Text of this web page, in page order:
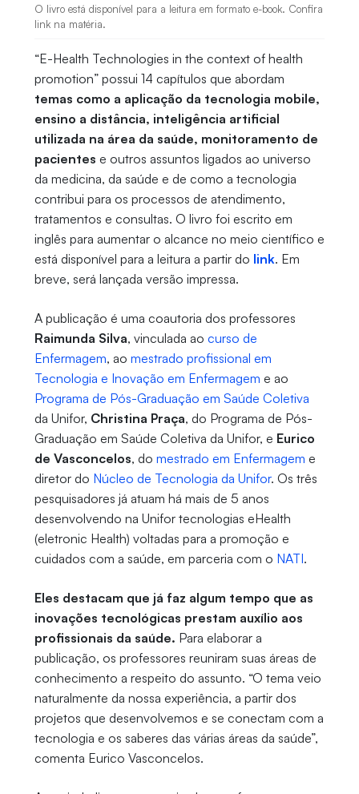
O livro está disponível para a leitura em formato e-book. Confira
link na matéria.
“E-Health Technologies in the context of health
promotion” possui 14 capítulos que abordam
temas como a aplicação da tecnologia mobile,
ensino a distância, inteligência artificial
utilizada na área da saúde, monitoramento de
pacientes e outros assuntos ligados ao universo
da medicina, da saúde e de como a tecnologia
contribui para os processos de atendimento,
tratamentos e consultas. O livro foi escrito em
inglês para aumentar o alcance no meio científico e
está disponível para a leitura a partir do link. Em
breve, será lançada versão impressa.
A publicação é uma coautoria dos professores
Raimunda Silva, vinculada ao curso de
Enfermagem, ao mestrado profissional em
Tecnologia e Inovação em Enfermagem e ao
Programa de Pós-Graduação em Saúde Coletiva
da Unifor, Christina Praça, do Programa de Pós-
Graduação em Saúde Coletiva da Unifor, e Eurico
de Vasconcelos, do mestrado em Enfermagem e
diretor do Núcleo de Tecnologia da Unifor. Os três
pesquisadores já atuam há mais de 5 anos
desenvolvendo na Unifor tecnologias eHealth
(eletronic Health) voltadas para a promoção e
cuidados com a saúde, em parceria com o NATI.
Eles destacam que já faz algum tempo que as
inovações tecnológicas prestam auxílio aos
profissionais da saúde. Para elaborar a
publicação, os professores reuniram suas áreas de
conhecimento a respeito do assunto. “O tema veio
naturalmente da nossa experiência, a partir dos
projetos que desenvolvemos e se conectam com a
tecnologia e os saberes das várias áreas da saúde”,
comenta Eurico Vasconcelos.